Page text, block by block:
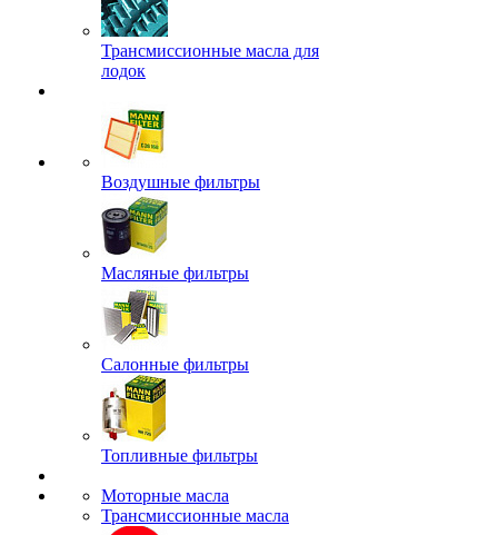
Трансмиссионные масла для
лодок
Воздушные фильтры
Масляные фильтры
Салонные фильтры
Топливные фильтры
Моторные масла
Трансмиссионные масла